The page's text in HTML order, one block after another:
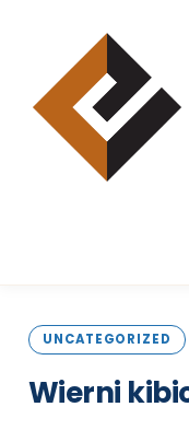
UNCATEGORIZED
Wierni